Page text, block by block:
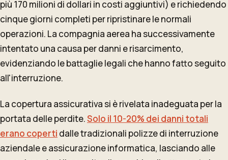
più 170 milioni di dollari in costi aggiuntivi) e richiedendo
cinque giorni completi per ripristinare le normali
operazioni. La compagnia aerea ha successivamente
intentato una causa per danni e risarcimento,
evidenziando le battaglie legali che hanno fatto seguito
all'interruzione.
La copertura assicurativa si è rivelata inadeguata per la
portata delle perdite.Solo il 10-20% dei danni totali
erano coperti dalle tradizionali polizze di interruzione
aziendale e assicurazione informatica, lasciando alle